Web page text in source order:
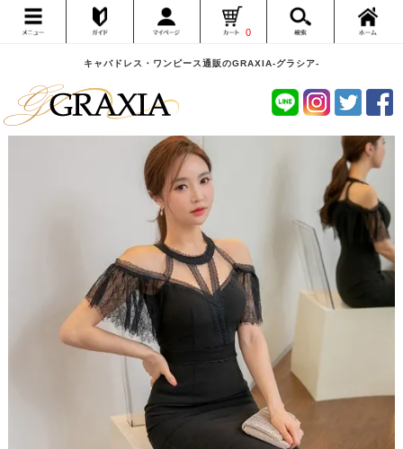
キャバドレス・ワンピース通販のGRAXIA-グラシア-
0